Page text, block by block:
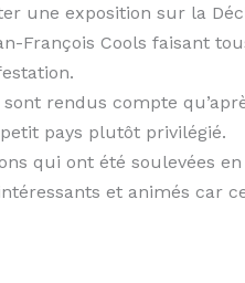
une exposition sur la
François Cools faisant
rendus compte
pays plutôt privilégié.
qui ont été soulevées
et animés car